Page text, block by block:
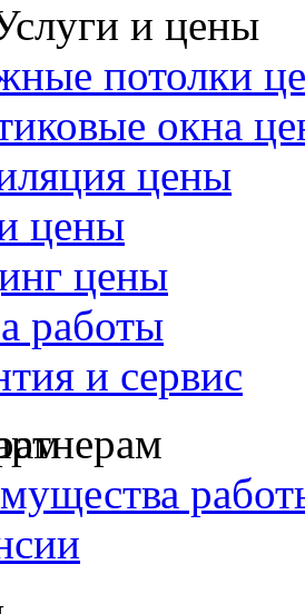
и цены
потолки
окна
цены
цены
цены
работы
и сервис